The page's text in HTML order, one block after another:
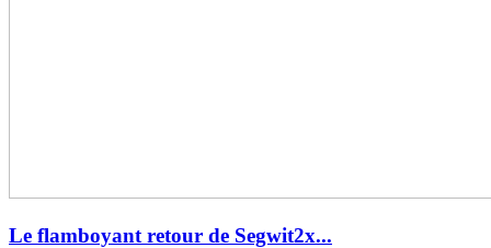
Le flamboyant retour de Segwit2x...